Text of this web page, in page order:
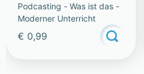
Podcasting - Was ist das -
Moderner Unterricht
€ 0,99